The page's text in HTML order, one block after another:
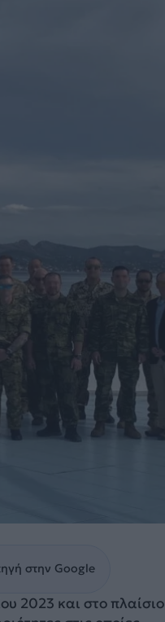
στην Google
2023 και στο πλαίσιο